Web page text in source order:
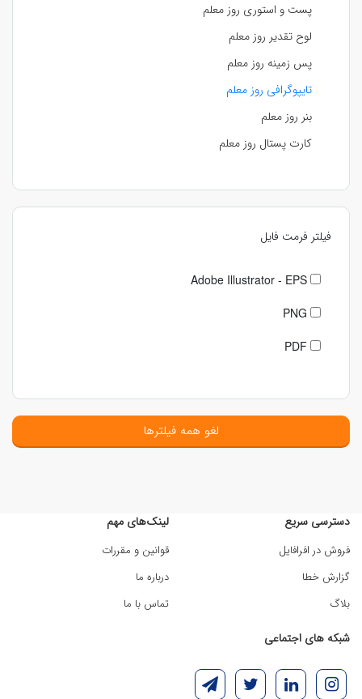
پست و استوری روز معلم
لوح تقدیر روز معلم
پس زمینه روز معلم
تایپوگرافی روز معلم
بنر روز معلم
کارت پستال روز معلم
فیلتر فرمت فایل
Adobe Illustrator - EPS
PNG
PDF
لغو همه فیلترها
دسترسی سریع
فروش در افرافایل
گزارش خطا
بلاگ
لینک‌های مهم
قوانین و مقررات
درباره ما
تماس با ما
شبکه های اجتماعی